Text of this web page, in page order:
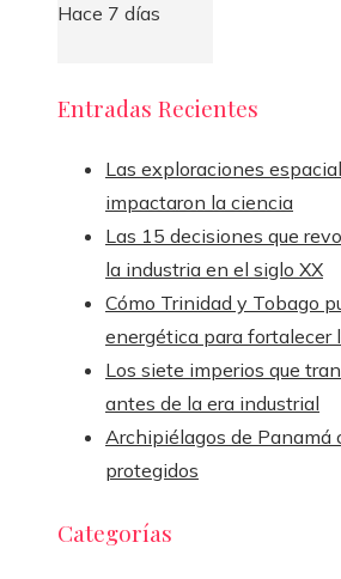
Hace 7 días
Entradas Recientes
Las exploraciones
impactaron la ciencia
Las 15 decisiones que
la industria en el siglo XX
Cómo Trinidad y Tobago
energética para fortalecer
Los siete imperios que
antes de la era industrial
Archipiélagos de Panamá
protegidos
Categorías